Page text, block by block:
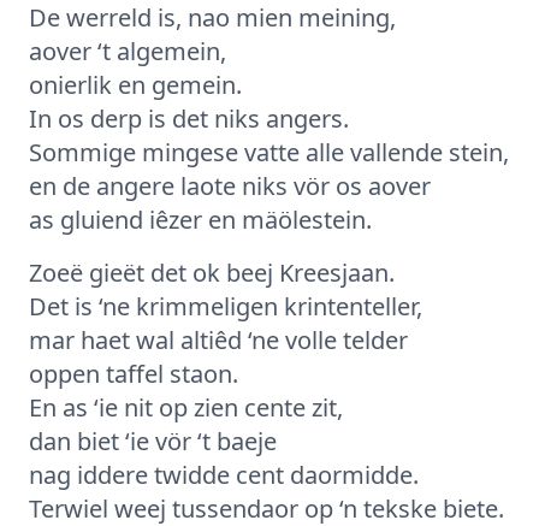
De werreld is, nao mien meining,
aover ‘t algemein,
onierlik en gemein.
In os derp is det niks angers.
Sommige mingese vatte alle vallende stein,
en de angere laote niks vör os aover
as gluiend iêzer en mäölestein.
Zoeë gieët det ok beej Kreesjaan.
Det is ‘ne krimmeligen krintenteller,
mar haet wal altiêd ‘ne volle telder
oppen taffel staon.
En as ‘ie nit op zien cente zit,
dan biet ‘ie vör ‘t baeje
nag iddere twidde cent daormidde.
Terwiel weej tussendaor op ‘n tekske biete.